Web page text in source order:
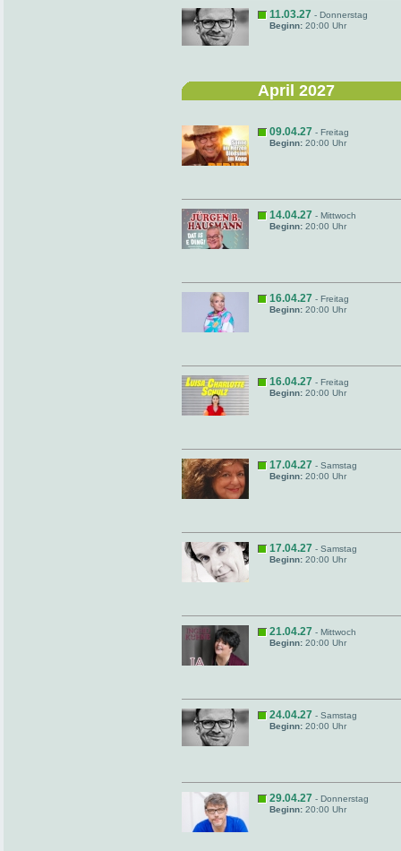
11.03.27 - Donnerstag
Beginn: 20:00 Uhr
April 2027
09.04.27 - Freitag
Beginn: 20:00 Uhr
14.04.27 - Mittwoch
Beginn: 20:00 Uhr
16.04.27 - Freitag
Beginn: 20:00 Uhr
16.04.27 - Freitag
Beginn: 20:00 Uhr
17.04.27 - Samstag
Beginn: 20:00 Uhr
17.04.27 - Samstag
Beginn: 20:00 Uhr
21.04.27 - Mittwoch
Beginn: 20:00 Uhr
24.04.27 - Samstag
Beginn: 20:00 Uhr
29.04.27 - Donnerstag
Beginn: 20:00 Uhr